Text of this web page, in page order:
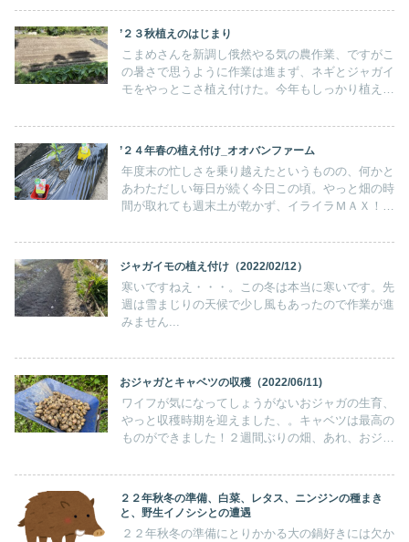
暑すぎる！朝の６時半から作業初めて、９時までが
限界・・・
’２３秋植えのはじまり
こまめさんを新調し俄然やる気の農作業、ですがこ
の暑さで思うように作業は進まず、ネギとジャガイ
モをやっとこさ植え付けた。今年もしっかり植えて
に・・・ほぼ壊滅状態。ああ、オレのとりとピーマ
ンメニューが・・・
’２４年春の植え付け_オオバンファーム
年度末の忙しさを乗り越えたというものの、何かと
あわただしい毎日が続く今日この頃。やっと畑の時
間が取れても週末土が乾かず、イライラＭＡＸ！エ
巻/サトイモ/パプリカ/ニンジン/ダイコン
ジャガイモの植え付け（2022/02/12）
寒いですねえ・・・。この冬は本当に寒いです。先
週は雪まじりの天候で少し風もあったので作業が進
みません...
おジャガとキャベツの収穫（2022/06/11)
ワイフが気になってしょうがないおジャガの生育、
やっと収穫時期を迎えました、。キャベツは最高の
ものができました！２週間ぶりの畑、あれ、おジャ
した。ジャガイモが枯れてる、えっ、え～、大丈
夫？
２２年秋冬の準備、白菜、レタス、ニンジンの種まき
と、野生イノシシとの遭遇
２２年秋冬の準備にとりかかる大の鍋好きには欠か